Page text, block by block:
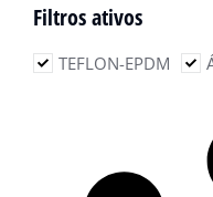
Filtros ativos
TEFLON-EPDM